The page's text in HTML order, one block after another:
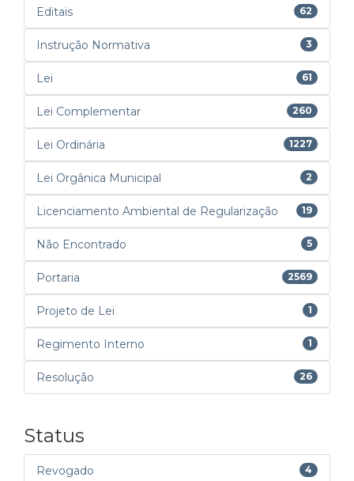
Editais 62
Instrução Normativa 3
Lei 61
Lei Complementar 260
Lei Ordinária 1227
Lei Orgânica Municipal 2
Licenciamento Ambiental de Regularização 19
Não Encontrado 5
Portaria 2569
Projeto de Lei 1
Regimento Interno 1
Resolução 26
Status
Revogado 4